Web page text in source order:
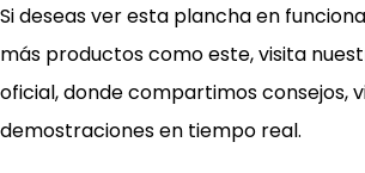
Si deseas ver esta plancha en
más productos como este, visita
oficial, donde compartimos consejos,
demostraciones en tiempo real.